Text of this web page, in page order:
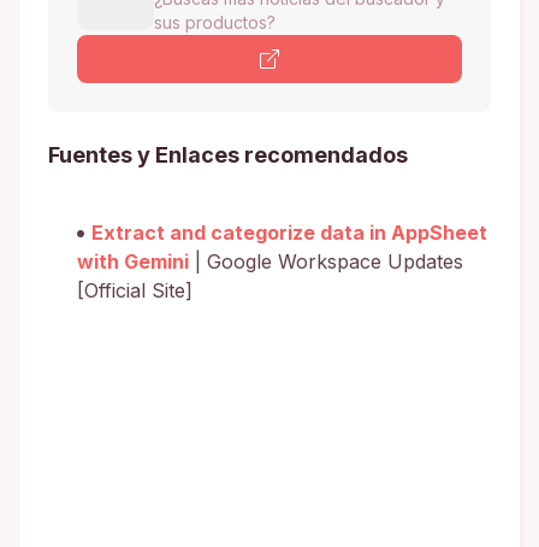
sus productos?
Fuentes y Enlaces recomendados
Extract and categorize data in AppSheet
with Gemini | Google Workspace Updates
[Official Site]